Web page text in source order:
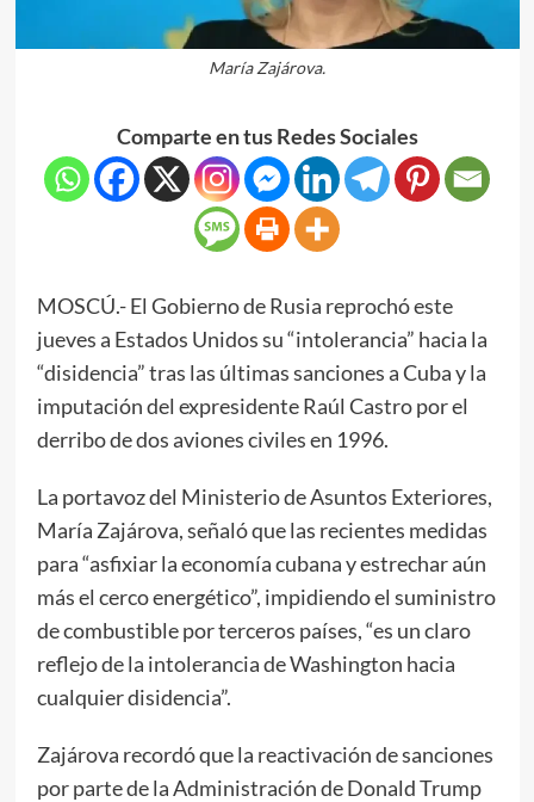
María Zajárova.
Comparte en tus Redes Sociales
MOSCÚ.- El Gobierno de Rusia reprochó este
jueves a Estados Unidos su “intolerancia” hacia la
“disidencia” tras las últimas sanciones a Cuba y la
imputación del expresidente Raúl Castro por el
derribo de dos aviones civiles en 1996.
La portavoz del Ministerio de Asuntos Exteriores,
María Zajárova, señaló que las recientes medidas
para “asfixiar la economía cubana y estrechar aún
más el cerco energético”, impidiendo el suministro
de combustible por terceros países, “es un claro
reflejo de la intolerancia de Washington hacia
cualquier disidencia”.
Zajárova recordó que la reactivación de sanciones
por parte de la Administración de Donald Trump